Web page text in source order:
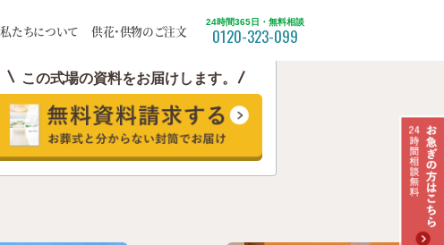
食事について
聞いてみた
区
福祉葬
私たちについて 供花・供物のご注文
24時間365日・無料相談
0120-323-099
西
この式場の資料をお届けします。